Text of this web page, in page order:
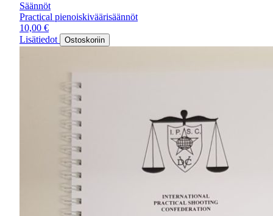
Säännöt
Practical pienoiskiväärisäännöt
10,00 €
Lisätiedot
Ostoskoriin